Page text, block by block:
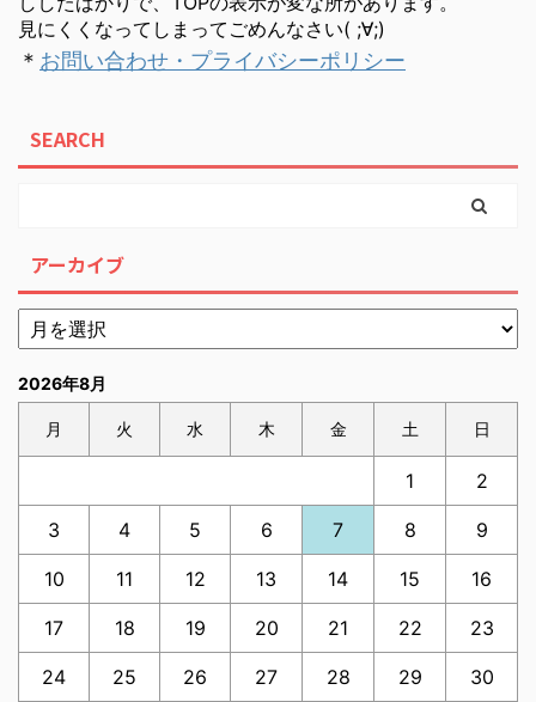
見にくくなってしまってごめんなさい( ;∀;)
＊ お問い合わせ・プライバシーポリシー
SEARCH
アーカイブ
2026年8月
月 火 水 木 金 土 日
1 2
3 4 5 6 7 8 9
10 11 12 13 14 15 16
17 18 19 20 21 22 23
24 25 26 27 28 29 30